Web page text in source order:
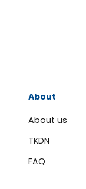
About
About us
TKDN
FAQ